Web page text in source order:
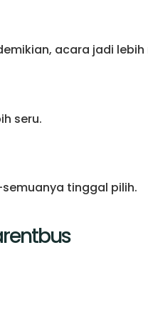
acara jadi lebih
seru.
tinggal pilih.